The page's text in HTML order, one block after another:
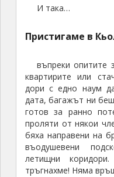
И така…
Пристигаме в
въпреки опитите
квартирите или
дори с едно наум
дата, багажът ни
готов за ранно
проляти от някои
бяха направени на
въодушевени
летищни
тръгнахме! Няма